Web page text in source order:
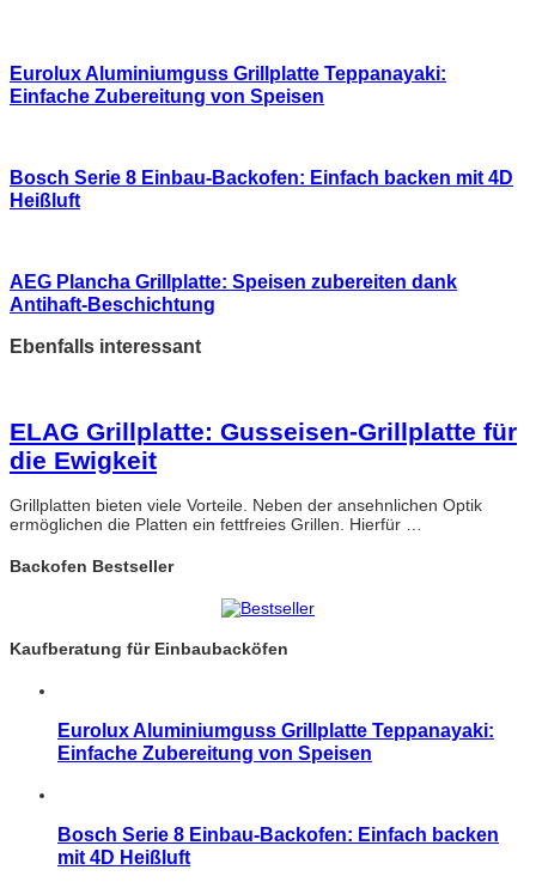
Eurolux Aluminiumguss Grillplatte Teppanayaki:
Einfache Zubereitung von Speisen
Bosch Serie 8 Einbau-Backofen: Einfach backen mit 4D
Heißluft
AEG Plancha Grillplatte: Speisen zubereiten dank
Antihaft-Beschichtung
Ebenfalls interessant
ELAG Grillplatte: Gusseisen-Grillplatte für
die Ewigkeit
Grillplatten bieten viele Vorteile. Neben der ansehnlichen Optik
ermöglichen die Platten ein fettfreies Grillen. Hierfür …
Backofen Bestseller
Kaufberatung für Einbaubacköfen
Eurolux Aluminiumguss Grillplatte Teppanayaki:
Einfache Zubereitung von Speisen
Bosch Serie 8 Einbau-Backofen: Einfach backen
mit 4D Heißluft